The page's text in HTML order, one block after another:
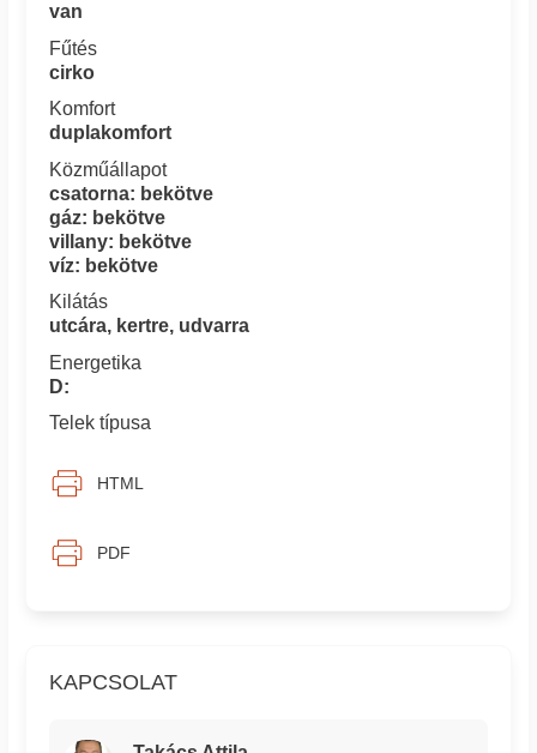
KAPCSOLAT
van
Fűtés
cirko
Komfort
duplakomfort
Közműállapot
csatorna: bekötve
gáz: bekötve
villany: bekötve
víz: bekötve
Kilátás
utcára, kertre, udvarra
Energetika
D:
Telek típusa
HTML
PDF